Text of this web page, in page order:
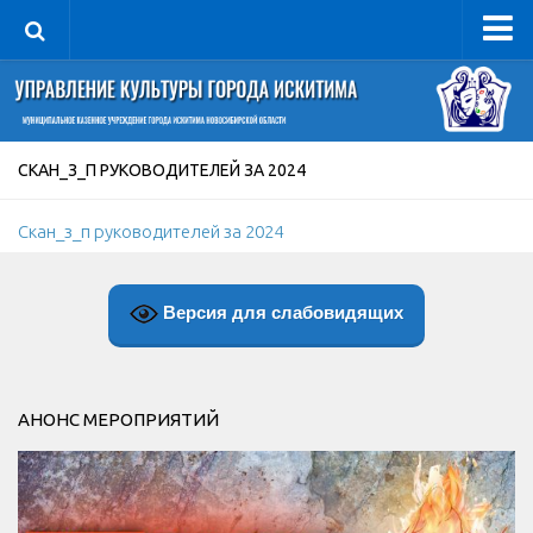
Управление
Руководитель
Сведения об организации
Книга почета культуры
Фотогалерея
Документы
Отчеты о деятельности
Учреждения культуры
СКАН_З_П РУКОВОДИТЕЛЕЙ ЗА 2024
Скан_з_п руководителей за 2024
Версия для слабовидящих
АНОНС МЕРОПРИЯТИЙ